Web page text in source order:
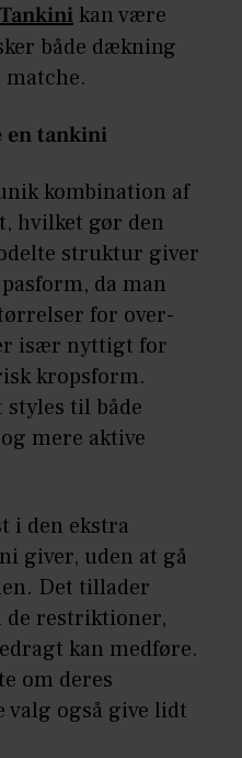
Tankini kan være
både dækning
en tankini
kombination af
hvilket gør den
struktur giver
da man
for over-
især nyttigt for
kropsform.
styles til både
mere aktive
i den ekstra
giver, uden at gå
Det tillader
de restriktioner,
kan medføre.
om deres
valg også give lidt